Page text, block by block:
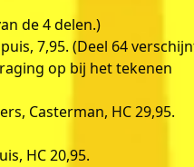
de 4 delen.)
7,95. (Deel 64
op bij het tekenen
Casterman, HC 29,95.
HC 20,95.